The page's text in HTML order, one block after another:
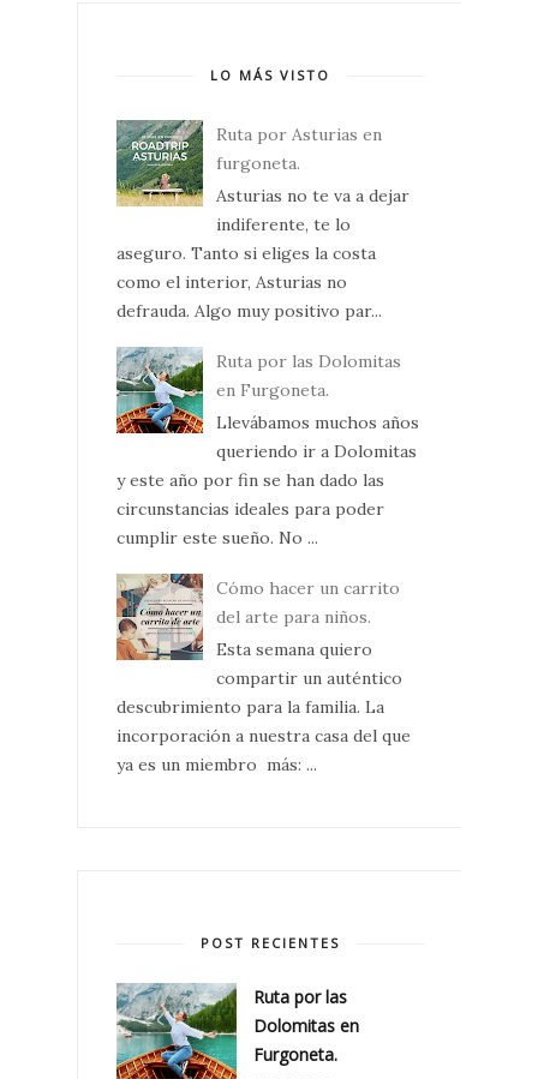
LO MÁS VISTO
Ruta por Asturias en
furgoneta.
Asturias no te va a dejar
indiferente, te lo
aseguro. Tanto si eliges la costa
como el interior, Asturias no
defrauda. Algo muy positivo par...
Ruta por las Dolomitas
en Furgoneta.
Llevábamos muchos años
queriendo ir a Dolomitas
y este año por fin se han dado las
circunstancias ideales para poder
cumplir este sueño. No ...
Cómo hacer un carrito
del arte para niños.
Esta semana quiero
compartir un auténtico
descubrimiento para la familia. La
incorporación a nuestra casa del que
ya es un miembro más: ...
POST RECIENTES
Ruta por las
Dolomitas en
Furgoneta.